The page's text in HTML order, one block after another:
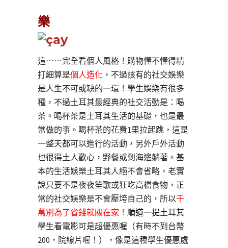
樂
這⋯⋯完全看個人風格！購物懂不懂得精
打細算是個人造化 ，不過該有的社交娛樂
是人生不可或缺的一環！學生娛樂有很多
種，不過土耳其最經典的社交活動是：喝
茶。喝杯茶是土耳其生活的基礎，也是最
常做的事。喝杯茶的花費1里拉起跳，這是
一整天都可以進行的活動，另外戶外活動
也很得土人歡心，野餐或到海邊躺著。基
本的生活娛樂土耳其人絕不會省略，老實
說只要不是夜夜笙歌或狂吃高檔食物，正
常的社交娛樂是不會壓垮自己的，所以千
萬別為了省錢就關在家！ 順道一提土耳其
學生看電影可是超優惠喔（有時不到台幣
200，院線片喔！），像是這種學生優惠處